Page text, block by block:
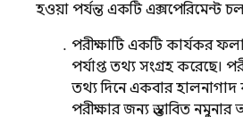
হওয়া পর্যন্ত একটি এক্সপেরিমেন্ট
পরীক্ষাটি একটি কার্যকর
পর্যাপ্ত তথ্য সংগ্রহ করেছে।
তথ্য দিনে একবার
পরীক্ষার জন্য প্রস্তাবিত